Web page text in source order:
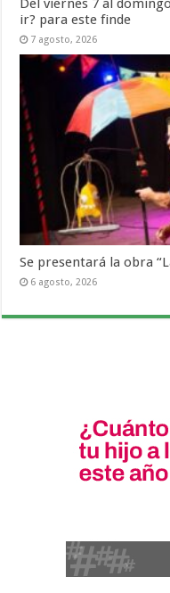
Del viernes 7 al
ir? para este finde
7 agosto, 2026
Se presentará la obra
6 agosto, 2026